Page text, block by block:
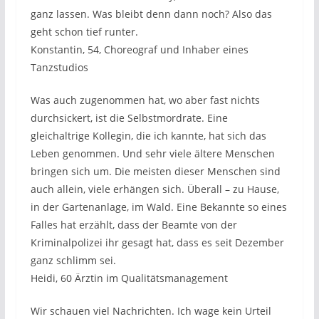
ganz lassen. Was bleibt denn dann noch? Also das
geht schon tief runter.
Konstantin, 54, Choreograf und Inhaber eines
Tanzstudios
Was auch zugenommen hat, wo aber fast nichts
durchsickert, ist die Selbstmordrate. Eine
gleichaltrige Kollegin, die ich kannte, hat sich das
Leben genommen. Und sehr viele ältere Menschen
bringen sich um. Die meisten dieser Menschen sind
auch allein, viele erhängen sich. Überall – zu Hause,
in der Gartenanlage, im Wald. Eine Bekannte so eines
Falles hat erzählt, dass der Beamte von der
Kriminalpolizei ihr gesagt hat, dass es seit Dezember
ganz schlimm sei.
Heidi, 60 Ärztin im Qualitätsmanagement
Wir schauen viel Nachrichten. Ich wage kein Urteil